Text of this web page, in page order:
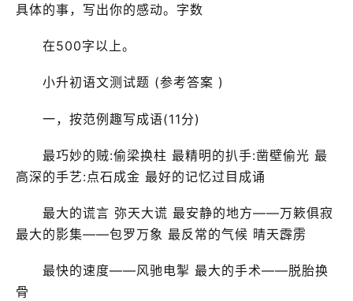
具体的事，写出你的感动。字数
在500字以上。
小升初语文测试题 (参考答案 )
一，按范例趣写成语(11分)
最巧妙的贼:偷梁换柱 最精明的扒手:凿壁偷光 最
高深的手艺:点石成金 最好的记忆过目成诵
最大的谎言 弥天大谎 最安静的地方——万簌俱寂
最大的影集——包罗万象 最反常的气候 晴天霹雳
最快的速度——风驰电掣 最大的手术——脱胎换
骨